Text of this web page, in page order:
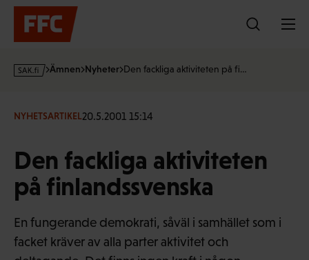
Hoppa
innehållet
s
·
Ämnen Nyheter Den fackliga aktiviteten på fi…
NYHETSARTIKEL20.5.2001 15:14
Den fackliga aktiviteten
på finlandssvenska
En fungerande demokrati, såväl i samhället som i
facket kräver av alla parter aktivitet och